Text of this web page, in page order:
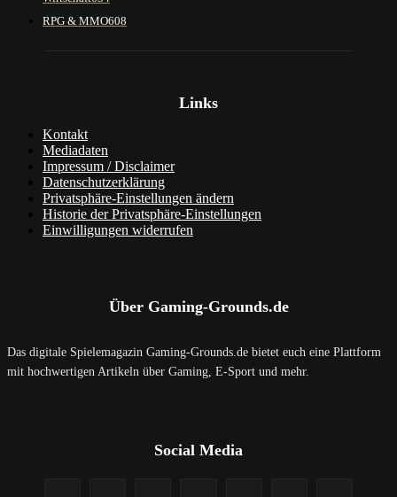
RPG & MMO608
Links
Kontakt
Mediadaten
Impressum / Disclaimer
Datenschutzerklärung
Privatsphäre-Einstellungen ändern
Historie der Privatsphäre-Einstellungen
Einwilligungen widerrufen
Über Gaming-Grounds.de
Das digitale Spielemagazin Gaming-Grounds.de bietet euch eine Plattform
mit hochwertigen Artikeln über Gaming, E-Sport und mehr.
Social Media